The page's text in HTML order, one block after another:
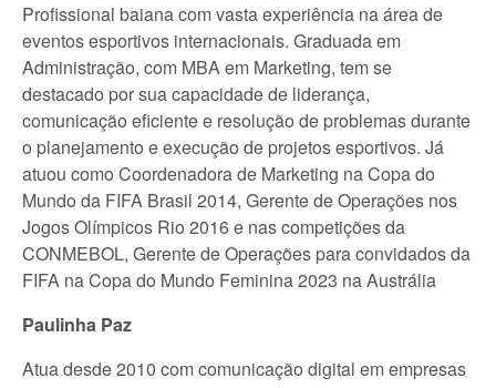
Profissional baiana com vasta experiência na área de
eventos esportivos internacionais. Graduada em
Administração, com MBA em Marketing, tem se
destacado por sua capacidade de liderança,
comunicação eficiente e resolução de problemas durante
o planejamento e execução de projetos esportivos. Já
atuou como Coordenadora de Marketing na Copa do
Mundo da FIFA Brasil 2014, Gerente de Operações nos
Jogos Olímpicos Rio 2016 e nas competições da
CONMEBOL, Gerente de Operações para convidados da
FIFA na Copa do Mundo Feminina 2023 na Austrália
Paulinha Paz
Atua desde 2010 com comunicação digital em empresas